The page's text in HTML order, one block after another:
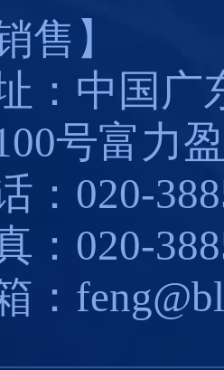
售】
中国广
号富力
020-
020-